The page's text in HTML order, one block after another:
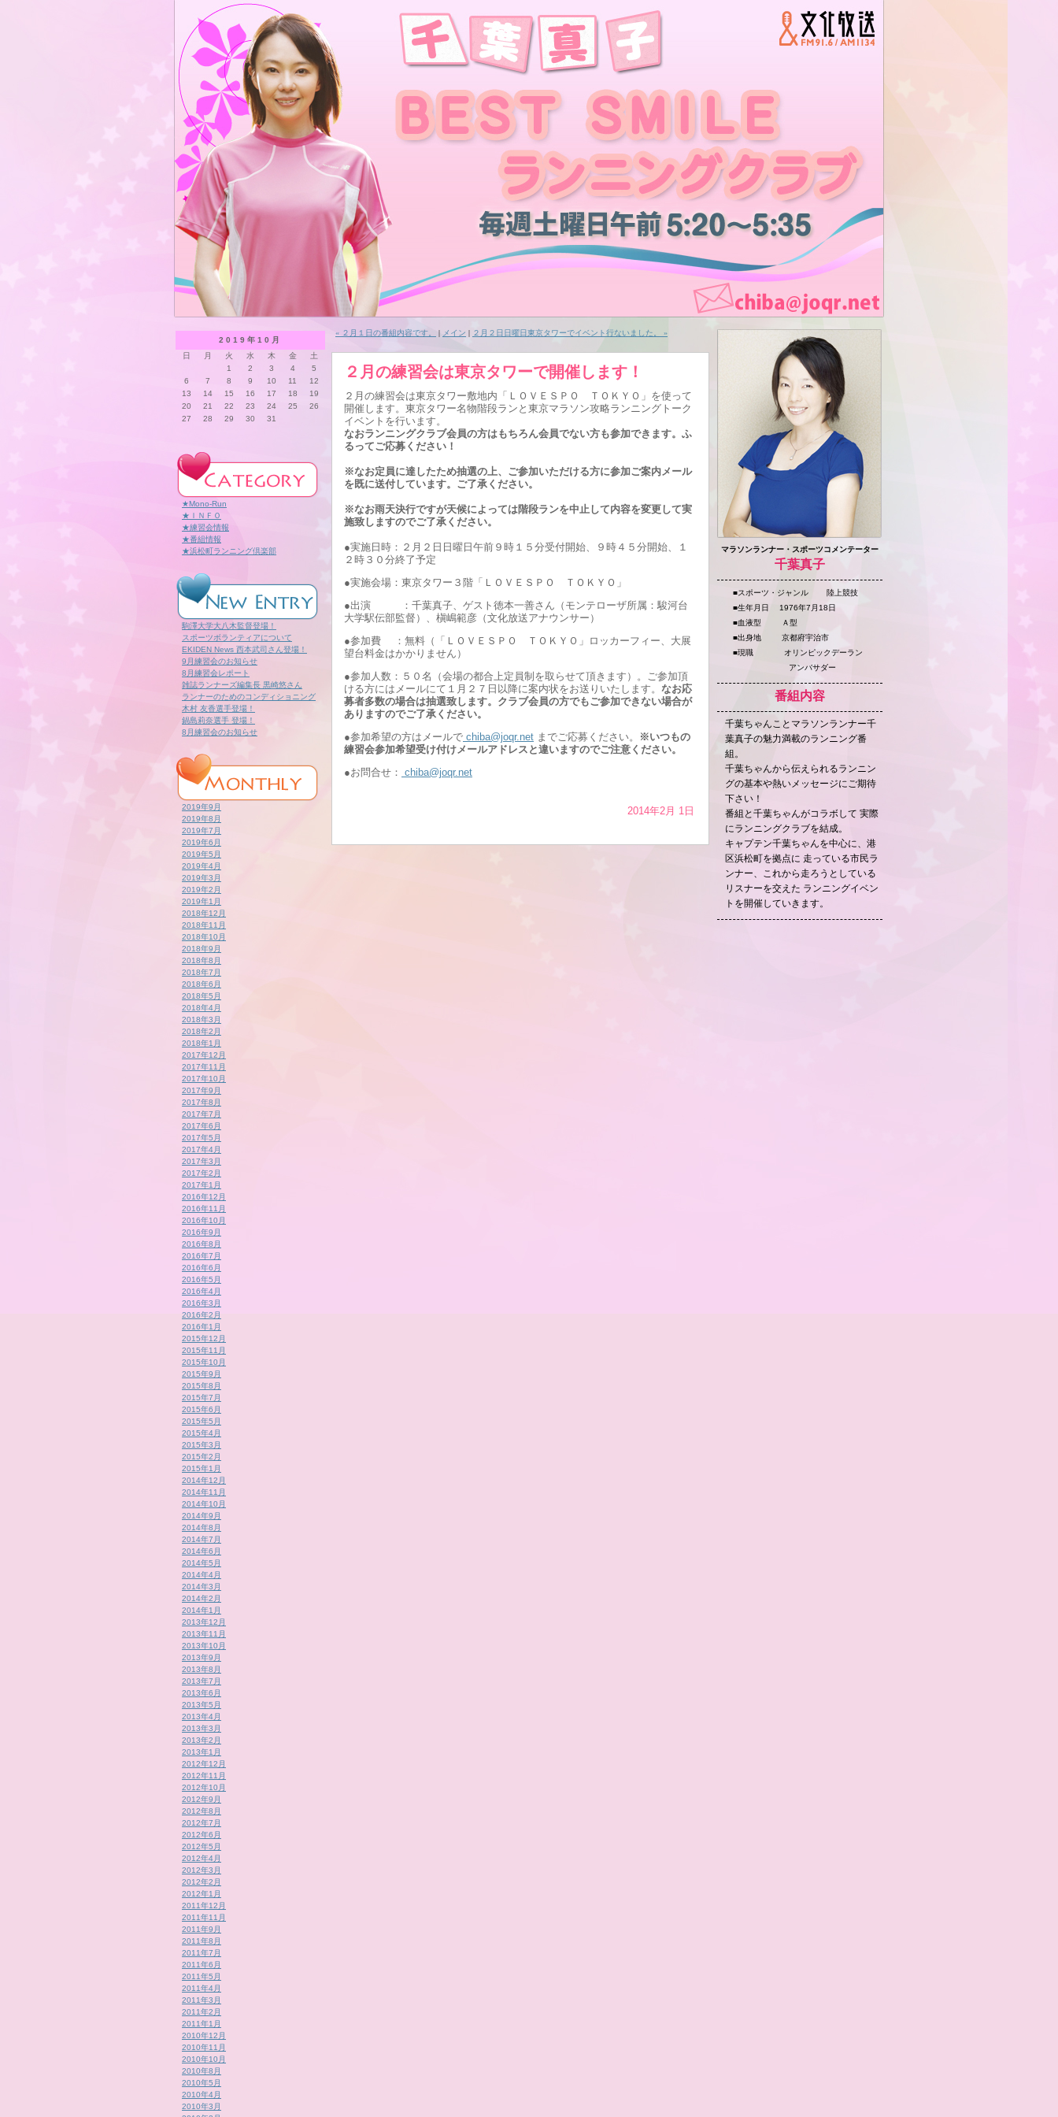
2019年10月
日
月 火 水 木 金
土
1
2 3 4
5
6
7 8 9 10 11
12
13
14 15 16 17 18
19
20
21 22 23 24 25
26
27
28 29 30 31
★Mono-Run
★ＩＮＦＯ
★練習会情報
★番組情報
★浜松町ランニング倶楽部
駒澤大学大八木監督登場！
スポーツボランティアについて
EKIDEN News 西本武司さん登場！
9月練習会のお知らせ
8月練習会レポート
雑誌ランナーズ編集長 黒崎悠さん
ランナーのためのコンディショニング
木村 友香選手登場！
鍋島莉奈選手 登場！
8月練習会のお知らせ
2019年9月
2019年8月
2019年7月
2019年6月
2019年5月
2019年4月
2019年3月
2019年2月
2019年1月
2018年12月
2018年11月
2018年10月
2018年9月
2018年8月
2018年7月
2018年6月
2018年5月
2018年4月
2018年3月
2018年2月
2018年1月
2017年12月
2017年11月
2017年10月
2017年9月
2017年8月
2017年7月
2017年6月
2017年5月
2017年4月
2017年3月
2017年2月
2017年1月
2016年12月
2016年11月
2016年10月
2016年9月
2016年8月
2016年7月
2016年6月
2016年5月
2016年4月
2016年3月
2016年2月
2016年1月
2015年12月
2015年11月
2015年10月
2015年9月
2015年8月
2015年7月
2015年6月
2015年5月
2015年4月
2015年3月
2015年2月
2015年1月
2014年12月
2014年11月
2014年10月
2014年9月
2014年8月
2014年7月
2014年6月
2014年5月
2014年4月
2014年3月
2014年2月
2014年1月
2013年12月
2013年11月
2013年10月
2013年9月
2013年8月
2013年7月
2013年6月
2013年5月
2013年4月
2013年3月
2013年2月
2013年1月
2012年12月
2012年11月
2012年10月
2012年9月
2012年8月
2012年7月
2012年6月
2012年5月
2012年4月
2012年3月
2012年2月
2012年1月
2011年12月
2011年11月
2011年9月
2011年8月
2011年7月
2011年6月
2011年5月
2011年4月
2011年3月
2011年2月
2011年1月
2010年12月
2010年11月
2010年10月
2010年8月
2010年5月
2010年4月
2010年3月
« ２月１日の番組内容です。 | メイン | ２月２日日曜日東京タワーでイベント行ないました。 »
２月の練習会は東京タワーで開催します！
２月の練習会は東京タワー敷地内「ＬＯＶＥＳＰＯ ＴＯＫＹＯ」を使って
開催します。東京タワー名物階段ランと東京マラソン攻略ランニングトーク
イベントを行います。
なおランニングクラブ会員の方はもちろん会員でない方も参加できます。ふ
るってご応募ください！
※なお定員に達したため抽選の上、ご参加いただける方に参加ご案内メール
を既に送付しています。ご了承ください。
※なお雨天決行ですが天候によっては階段ランを中止して内容を変更して実
施致しますのでご了承ください。
●実施日時：２月２日日曜日午前９時１５分受付開始、９時４５分開始、１
２時３０分終了予定
●実施会場：東京タワー３階「ＬＯＶＥＳＰＯ ＴＯＫＹＯ」
●出演 ：千葉真子、ゲスト徳本一善さん（モンテローザ所属：駿河台
大学駅伝部監督）、槇嶋範彦（文化放送アナウンサー）
●参加費 ：無料（「ＬＯＶＥＳＰＯ ＴＯＫＹＯ」ロッカーフィー、大展
望台料金はかかりません）
●参加人数：５０名（会場の都合上定員制を取らせて頂きます）。ご参加頂
ける方にはメールにて１月２７日以降に案内状をお送りいたします。 なお応
募者多数の場合は抽選致します。クラブ会員の方でもご参加できない場合が
ありますのでご了承ください。
●参加希望の方はメールで chiba@joqr.net までご応募ください。
※いつもの
練習会参加希望受け付けメールアドレスと違いますのでご注意ください。
●お問合せ： chiba@joqr.net
2014年2月 1日
マラソンランナー・スポーツコメンテーター
千葉真子
■スポーツ・ジャンル 陸上競技
■生年月日 1976年7月18日
■血液型 Ａ型
■出身地 京都府宇治市
■現職 オリンピックデーラン
アンバサダー
番組内容
千葉ちゃんことマラソンランナー千
葉真子の魅力満載のランニング番
組。
千葉ちゃんから伝えられるランニン
グの基本や熱いメッセージにご期待
下さい！
番組と千葉ちゃんがコラボして 実際
にランニングクラブを結成。
キャプテン千葉ちゃんを中心に、港
区浜松町を拠点に 走っている市民ラ
ンナー、これから走ろうとしている
リスナーを交えた ランニングイベン
トを開催していきます。